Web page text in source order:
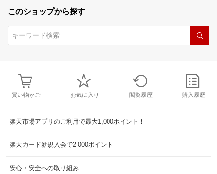
このショップから探す
買い物かご お気に入り 閲覧履歴 購入履歴
楽天市場アプリのご利用で最大1,000ポイント！
楽天カード新規入会で2,000ポイント
安心・安全への取り組み